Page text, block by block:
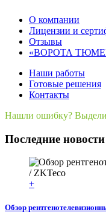
О компании
Лицензии и
Отзывы
«ВОРОТА
Наши работы
Готовые решения
Контакты
Нашли ошибку?
Последние новости
+
Обзор